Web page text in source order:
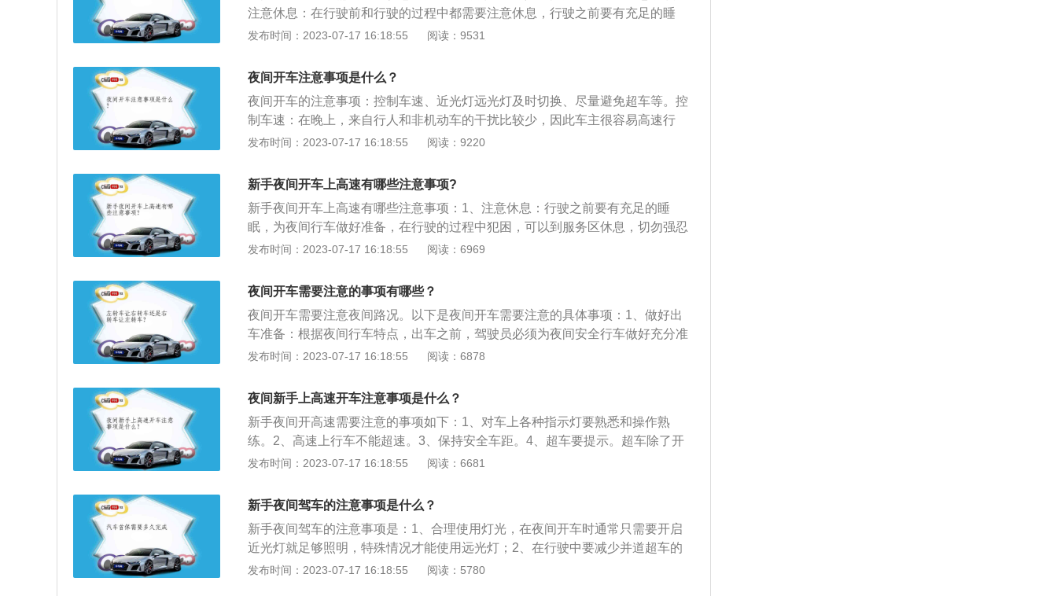
发生。
注意休息：在行驶前和行驶的过程中都需要注意休息，行驶之前要有充足的睡
眠，为夜间行车做好准备，在行驶的过程中感到困，可以到服务区休息一会儿，
候，要切换近光灯。保持车距：夜间对驾驶员的视野和反应能力有一定的影响，
因此要保持车距，确保自己有足够的制动距离。行车前检查汽车：在夜间行驶前
对汽车的灯光、机油、冷却液、胎压等做一个整体的检查，以免在夜间行驶的时
候发生故障。
发布时间：2023-07-17 16:18:55 阅读：9531
夜间开车注意事项是什么？
夜间开车的注意事项：控制车速、近光灯远光灯及时切换、尽量避免超车等。控
制车速：在晚上，来自行人和非机动车的干扰比较少，因此车主很容易高速行
车。但是夜间路上照明度不够，行驶至需要转弯或者是坡路、窄路等看不清的地
过程。近光灯远光灯及时切换：两车相距150米时，应将远光灯切成近光灯，这
是行车礼仪，也是为了行车安全，如果对方不换近光灯，应立即减速并连续切换
以提醒对方。尽量避免超车：一定要超车时，要连续切换远光灯和近光灯来告知
前车，而且一定要观察好被超车辆的右侧是否有障碍物。
发布时间：2023-07-17 16:18:55 阅读：9220
新手夜间开车上高速有哪些注意事项?
新手夜间开车上高速有哪些注意事项：1、注意休息：行驶之前要有充足的睡
眠，为夜间行车做好准备，在行驶的过程中犯困，可以到服务区休息，切勿强忍
睡意继续驾驶；2、行车前检查：汽车在夜间行驶前对汽车的灯光、机油、冷却
距：夜间由于驾驶员的视野和反应能力都有一定的影响，因此要保持车距，确保
自己有足够的制动距离；4、合理使用远近灯光：在没有隔离带的时候，对前面
来车开远光灯，会使自己的视线造成影响，因此在没有隔离带的路段，遇到对面
来车要切换近光灯，同时防止被对面汽车的灯光直射自己。
发布时间：2023-07-17 16:18:55 阅读：6969
夜间开车需要注意的事项有哪些？
夜间开车需要注意夜间路况。以下是夜间开车需要注意的具体事项：1、做好出
车准备：根据夜间行车特点，出车之前，驾驶员必须为夜间安全行车做好充分准
备，一是适当休息，出车前，要作适当休息，保证睡眠充足，精力充沛,二是也要
交叉路口时：夜间行车，通过交叉路口遇到持续闪烁的黄色警告信号灯时，应降
低车速，注意僚望，确认安全后方可通过，驾驶人要僚望，不得抢道行驶。3、
路况不好时需减速行驶：行驶中如遇道路施工信号灯，应减速慢行，在险要路段
和路况不清的情况下，应当停车查看，弄清情况后行驶。
发布时间：2023-07-17 16:18:55 阅读：6878
夜间新手上高速开车注意事项是什么？
新手夜间开高速需要注意的事项如下：1、对车上各种指示灯要熟悉和操作熟
练。2、高速上行车不能超速。3、保持安全车距。4、超车要提示。超车除了开
启超车灯及看反光镜之外，在超车前要鸣笛提示前车。5、尽快避开盲区，特别
况下进行。7、严格遵守高速交通规则，该限速的地方不要超速行驶。8、一定不
要疲劳驾驶。正确做法：每隔4个小时到临近服务站休息一会再继续行驶。
发布时间：2023-07-17 16:18:55 阅读：6681
新手夜间驾车的注意事项是什么？
新手夜间驾车的注意事项是：1、合理使用灯光，在夜间开车时通常只需要开启
近光灯就足够照明，特殊情况才能使用远光灯；2、在行驶中要减少并道超车的
次数，同时保持比白天更长的安全车距，不要疲劳驾驶。夜间驾车使用灯光的方
发布时间：2023-07-17 16:18:55 阅读：5780